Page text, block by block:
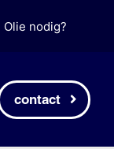
Olie nodig?
contact